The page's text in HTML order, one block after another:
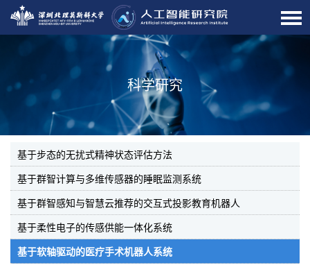
科学研究
基于步态的无扰式精神状态评估方法
基于群智计算与多维传感器的睡眠监测系统
基于群智感知与智慧云推荐的交互式投影教育机器人
基于柔性电子的传感供能一体化系统
基于软轴驱动的医疗手术机器人系统